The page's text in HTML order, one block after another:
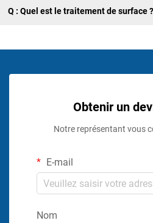
Q : Quel est le traitement de surface ?
Obtenir un
Notre représentant vous
E-mail
Nom